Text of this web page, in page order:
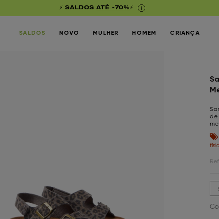
⚡ SALDOSATÉ -70%⚡
SALDOS NOVO MULHER HOMEM CRIANÇA
de